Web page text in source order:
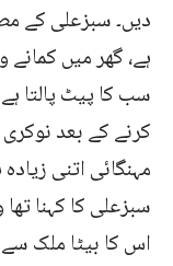
دیں۔ سبزعلی کے
ہے، گھر میں
سب کا پیٹ پالتا
کرنے کے بعد
مہنگائی اتنی
سبزعلی کا کہنا
اس کا بیٹا ملک سے